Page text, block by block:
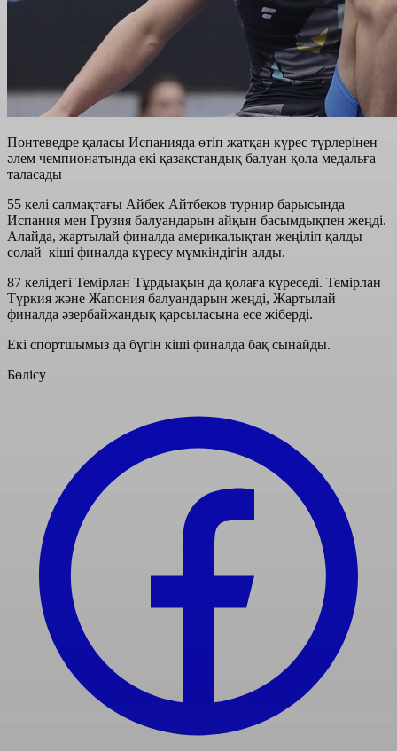
Понтеведре қаласы Испанияда өтіп жатқан күрес түрлерінен
әлем чемпионатында екі қазақстандық балуан қола медальға
таласады
55 келі салмақтағы Айбек Айтбеков турнир барысында
Испания мен Грузия балуандарын айқын басымдықпен жеңді.
Алайда, жартылай финалда америкалықтан жеңіліп қалды
солай кіші финалда күресу мүмкіндігін алды.
87 келідегі Темірлан Тұрдыақын да қолаға күреседі. Темірлан
Түркия және Жапония балуандарын жеңді, Жартылай
финалда әзербайжандық қарсыласына есе жіберді.
Екі спортшымыз да бүгін кіші финалда бақ сынайды.
Бөлісу